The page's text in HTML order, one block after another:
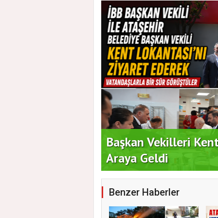
Duran Acar'dan İlk
Benzer Haberler